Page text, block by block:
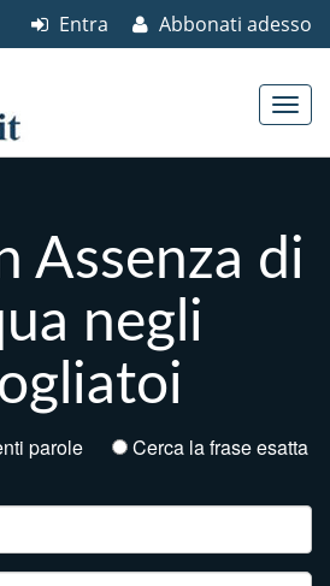
Abbonati adesso
Entra
Assenza di
negli
parole Cerca la frase esatta